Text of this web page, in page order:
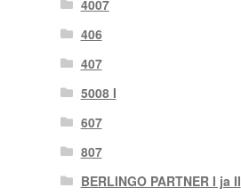
4007
406
407
5008 I
607
807
BERLINGO PARTNER I ja II